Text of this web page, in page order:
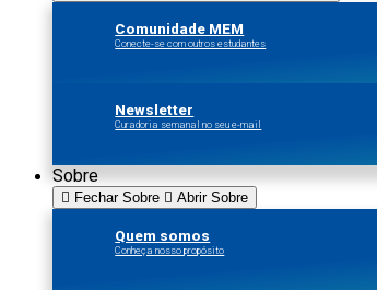
Comunidade MEM
Conecte-se com outros estudantes
Newsletter
Curadoria semanal no seu e-mail
Sobre
Fechar Sobre Abrir Sobre
Quem somos
Conheça nosso propósito